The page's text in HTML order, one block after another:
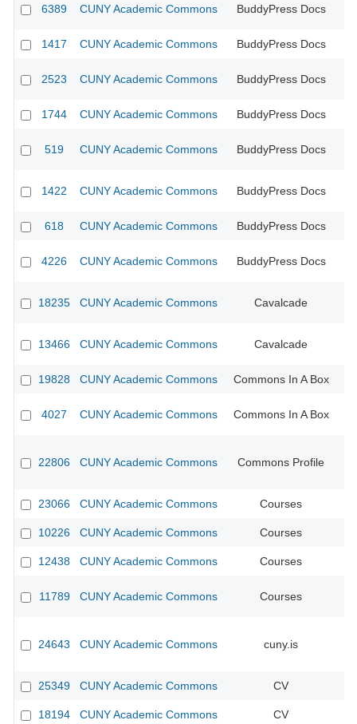
6389 CUNY Academic Commons BuddyPress Docs
1417 CUNY Academic Commons BuddyPress Docs
2523 CUNY Academic Commons BuddyPress Docs
1744 CUNY Academic Commons BuddyPress Docs
519 CUNY Academic Commons BuddyPress Docs
1422 CUNY Academic Commons BuddyPress Docs
618 CUNY Academic Commons BuddyPress Docs
4226 CUNY Academic Commons BuddyPress Docs
18235 CUNY Academic Commons Cavalcade
13466 CUNY Academic Commons Cavalcade
19828 CUNY Academic Commons Commons In A Box
4027 CUNY Academic Commons Commons In A Box
22806 CUNY Academic Commons Commons Profile
23066 CUNY Academic Commons Courses
10226 CUNY Academic Commons Courses
12438 CUNY Academic Commons Courses
11789 CUNY Academic Commons Courses
24643 CUNY Academic Commons cuny.is
25349 CUNY Academic Commons CV
18194 CUNY Academic Commons CV